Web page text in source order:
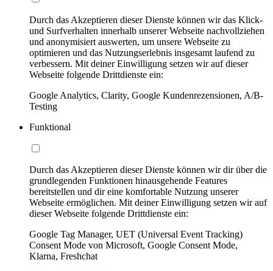
Durch das Akzeptieren dieser Dienste können wir das Klick-
und Surfverhalten innerhalb unserer Webseite nachvollziehen
und anonymisiert auswerten, um unsere Webseite zu
optimieren und das Nutzungserlebnis insgesamt laufend zu
verbessern. Mit deiner Einwilligung setzen wir auf dieser
Webseite folgende Drittdienste ein:
Google Analytics, Clarity, Google Kundenrezensionen, A/B-
Testing
Funktional
Durch das Akzeptieren dieser Dienste können wir dir über die
grundlegenden Funktionen hinausgehende Features
bereitstellen und dir eine komfortable Nutzung unserer
Webseite ermöglichen. Mit deiner Einwilligung setzen wir auf
dieser Webseite folgende Drittdienste ein:
Google Tag Manager, UET (Universal Event Tracking)
Consent Mode von Microsoft, Google Consent Mode,
Klarna, Freshchat